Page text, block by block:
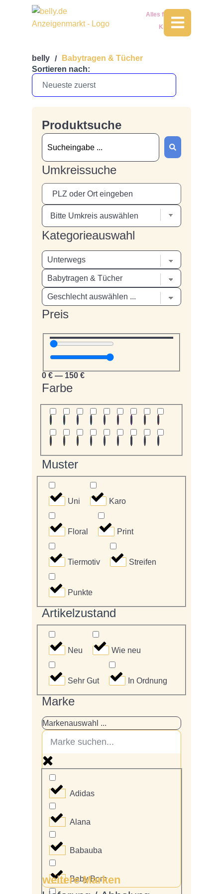
Alles für Dein
Kind
belly /
Babytragen & Tücher
Sortieren nach:
Produktsuche
Umkreissuche
Kategorieauswahl
Preis
0 € — 150 €
Farbe
Muster
Uni Karo
Floral Print
Tiermotiv Streifen
Punkte
Artikelzustand
Neu Wie neu
Sehr Gut In Ordnung
Marke
Markenauswahl ...
Adidas
Alana
Babauba
Baby Born
weitere Marken